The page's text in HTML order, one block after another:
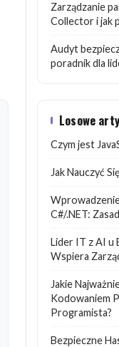
Zarządzanie
Collector i jak
Audyt
poradnik dla
Losowe
Czym jest
Jak Nauczyć
C#/.NET:
Lider IT z AI u
Wspiera
Jakie
Kodowaniem
Programista?
Bezpieczne